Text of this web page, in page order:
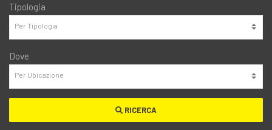
Tipologia
Dove
RICERCA